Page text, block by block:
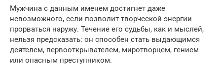
Мужчина с данным именем достигнет даже
невозможного, если позволит творческой энергии
прорваться наружу. Течение его судьбы, как и мыслей,
нельзя предсказать: он способен стать выдающимся
деятелем, первооткрывателем, миротворцем, гением
или опасным преступником.